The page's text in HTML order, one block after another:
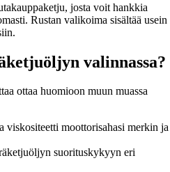
josta voit hankkia
Rustan valikoima sisältää usein
valinnassa?
ottaa huomioon muun muassa
viskositeetti moottorisahasi merkin ja
suorituskykyyn eri